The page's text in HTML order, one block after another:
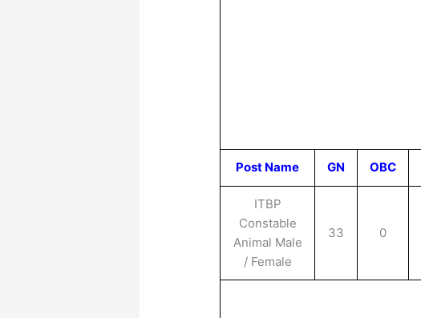
Post Name GN OBC
ITBP
Constable
Animal Male
/ Female
33 0